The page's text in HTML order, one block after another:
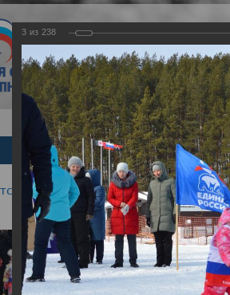
Версия для
Команда Новости
гонка "Лыжня здоровья" 2021
3 из 238